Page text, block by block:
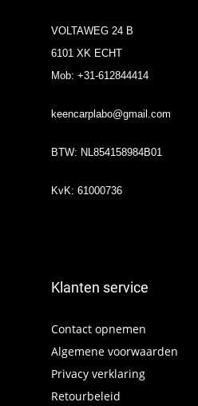
VOLTAWEG 24 B
6101 XK ECHT
Mob: +31-612844414
keencarplabo@gmail.com
BTW: NL854158984B01
KvK: 61000736
Klanten service
Contact opnemen
Algemene voorwaarden
Privacy verklaring
Retourbeleid